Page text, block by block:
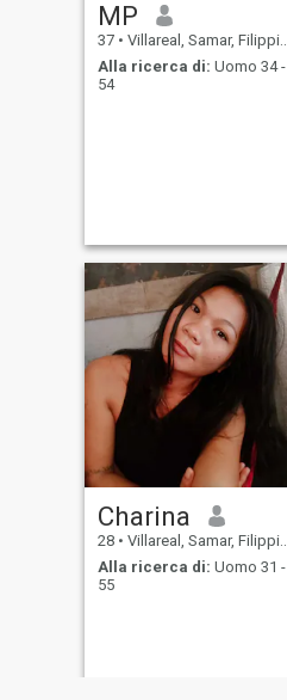
MP
37 • Villareal, Samar, Filippine
Alla ricerca di: Uomo 34 -
54
Charina
28 • Villareal, Samar, Filippine
Alla ricerca di: Uomo 31 -
55